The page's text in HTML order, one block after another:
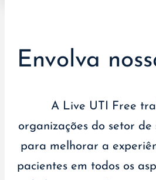
Envolva
A Live UTI Free
organizações do setor
para melhorar a
pacientes em todos os